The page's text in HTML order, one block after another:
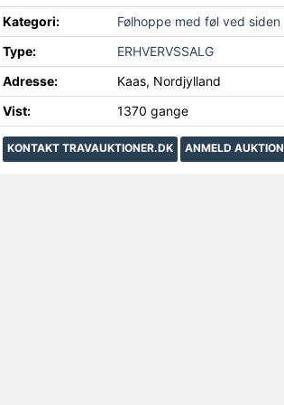
Kategori:
Følhoppe med føl ved siden
Type:
ERHVERVSSALG
Adresse:
Kaas, Nordjylland
Vist:
1370 gange
KONTAKT TRAVAUKTIONER.DK ANMELD AUKTION